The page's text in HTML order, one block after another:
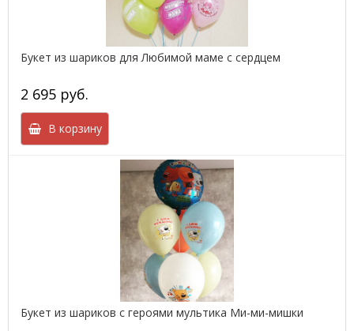
Букет из шариков для Любимой маме с сердцем
2 695 руб.
В корзину
Букет из шариков с героями мультика Ми-ми-мишки